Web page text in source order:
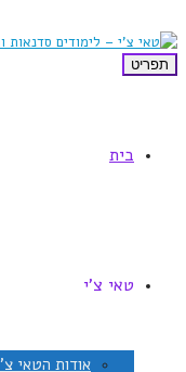
תפריט
בית
טאי צ'י
אודות הטאי